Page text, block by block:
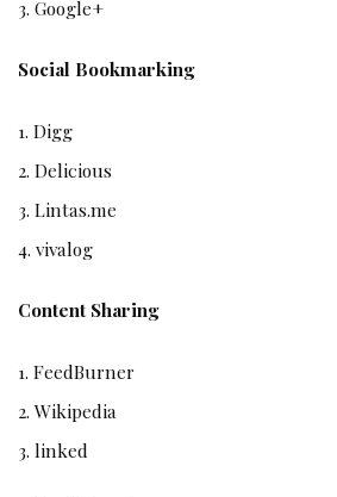
Google+
Social Bookmarking
Digg
Delicious
Lintas.me
vivalog
Content Sharing
FeedBurner
Wikipedia
linked